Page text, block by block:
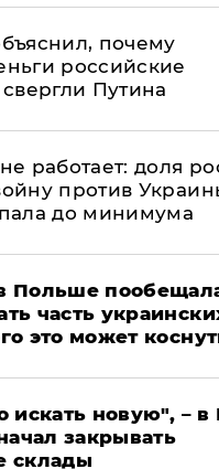
почему
российские
Путина
работает: доля
против
до минимума
Польше
часть
это может
искать новую", – в
закрывать
склады